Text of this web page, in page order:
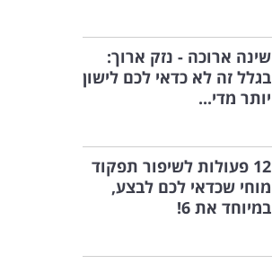
שינה ארוכה - נזק ארוך:
בגלל זה לא כדאי לכם לישון
יותר מדי...
12 פעולות לשיפור תפקוד
מוחי שכדאי לכם לבצע,
במיוחד את 6!